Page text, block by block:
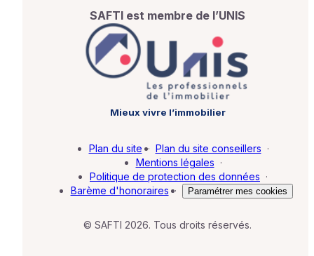
SAFTI est membre de l’UNIS
Mieux vivre l’immobilier
© SAFTI 2026. Tous droits réservés.
Plan du site · Plan du site conseillers ·
Mentions légales ·
Politique de protection des données ·
Barème d'honoraires · Paramétrer mes cookies